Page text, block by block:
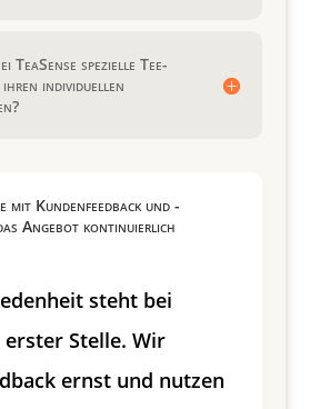
TeaSense spezielle Tee-
individuellen
mit Kundenfeedback und -
Angebot kontinuierlich
steht bei
erster Stelle. Wir
ernst und nutzen